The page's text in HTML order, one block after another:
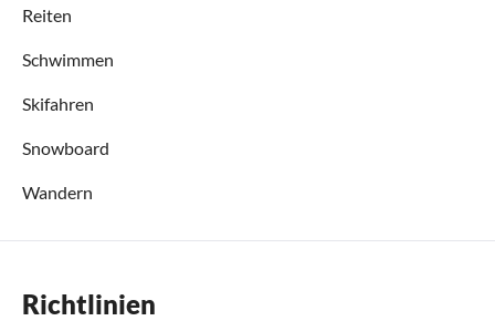
Reiten
Schwimmen
Skifahren
Snowboard
Wandern
Richtlinien